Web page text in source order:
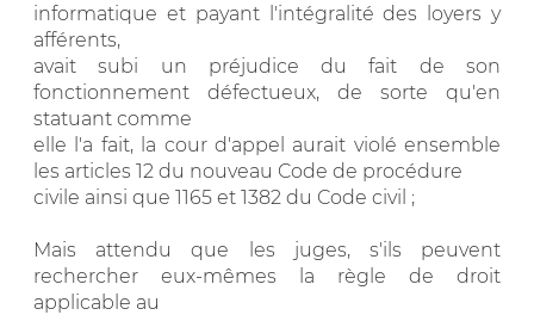
informatique et payant l'intégralité des loyers y
afférents,
avait subi un préjudice du fait de son
fonctionnement défectueux, de sorte qu'en
statuant comme
elle l'a fait, la cour d'appel aurait violé ensemble
les articles 12 du nouveau Code de procédure
civile ainsi que 1165 et 1382 du Code civil ;
Mais attendu que les juges, s'ils peuvent
rechercher eux-mêmes la règle de droit
applicable au